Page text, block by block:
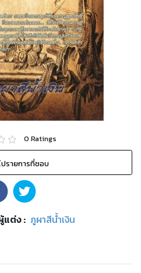
0 Ratings
ปรายการที่ชอบ
แต่ง : ภูผาสีน้ำเงิน